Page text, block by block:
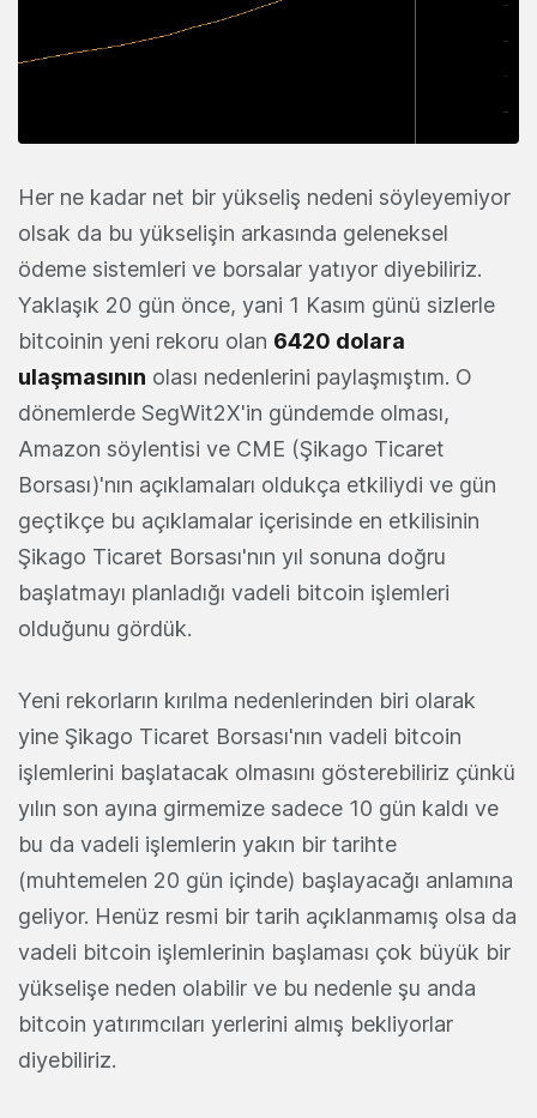
Her ne kadar net bir yükseliş nedeni söyleyemiyor
olsak da bu yükselişin arkasında geleneksel
ödeme sistemleri ve borsalar yatıyor diyebiliriz.
Yaklaşık 20 gün önce, yani 1 Kasım günü sizlerle
bitcoinin yeni rekoru olan 6420 dolara
ulaşmasının olası nedenlerini paylaşmıştım. O
dönemlerde SegWit2X'in gündemde olması,
Amazon söylentisi ve CME (Şikago Ticaret
Borsası)'nın açıklamaları oldukça etkiliydi ve gün
geçtikçe bu açıklamalar içerisinde en etkilisinin
Şikago Ticaret Borsası'nın yıl sonuna doğru
başlatmayı planladığı vadeli bitcoin işlemleri
olduğunu gördük.
Yeni rekorların kırılma nedenlerinden biri olarak
yine Şikago Ticaret Borsası'nın vadeli bitcoin
işlemlerini başlatacak olmasını gösterebiliriz çünkü
yılın son ayına girmemize sadece 10 gün kaldı ve
bu da vadeli işlemlerin yakın bir tarihte
(muhtemelen 20 gün içinde) başlayacağı anlamına
geliyor. Henüz resmi bir tarih açıklanmamış olsa da
vadeli bitcoin işlemlerinin başlaması çok büyük bir
yükselişe neden olabilir ve bu nedenle şu anda
bitcoin yatırımcıları yerlerini almış bekliyorlar
diyebiliriz.